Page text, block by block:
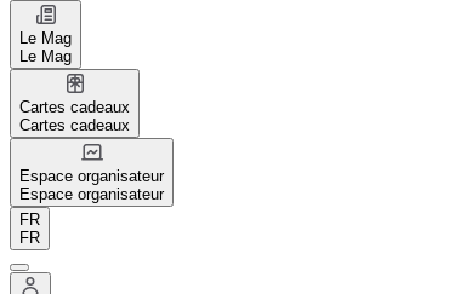
Le Mag
Le Mag
Cartes cadeaux
Cartes cadeaux
Espace organisateur
Espace organisateur
FR
FR